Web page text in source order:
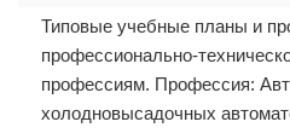
Типовые учебные планы и
профессионально-
профессиям. Профессия:
холодновысадочных